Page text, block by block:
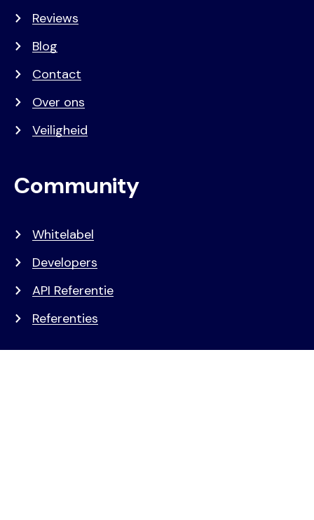
Reviews
Blog
Contact
Over ons
Veiligheid
Community
Whitelabel
Developers
API Referentie
Referenties